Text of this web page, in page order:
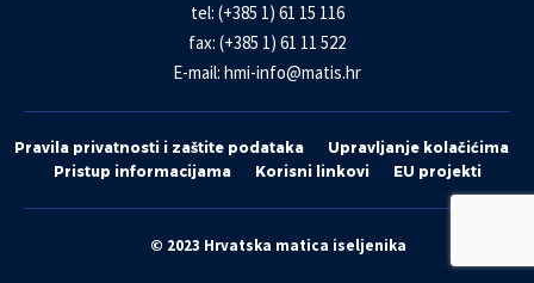
tel: (+385 1) 61 15 116
fax: (+385 1) 61 11 522
E-mail: hmi-info@matis.hr
Pravila privatnosti i zaštite podataka
Upravljanje kolačićima
Pristup informacijama
Korisni linkovi EU projekti
© 2023 Hrvatska matica iseljenika